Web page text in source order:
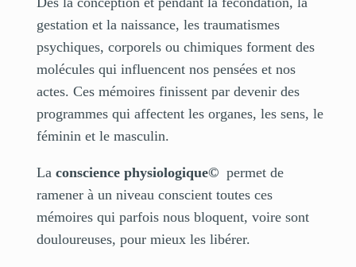
gestation et la naissance, les traumatismes
psychiques, corporels ou chimiques forment des
molécules qui influencent nos pensées et nos
actes. Ces mémoires finissent par devenir des
programmes qui affectent les organes, les sens, le
féminin et le masculin.
La conscience physiologique© permet de
ramener à un niveau conscient toutes ces
mémoires qui parfois nous bloquent, voire sont
douloureuses, pour mieux les libérer.